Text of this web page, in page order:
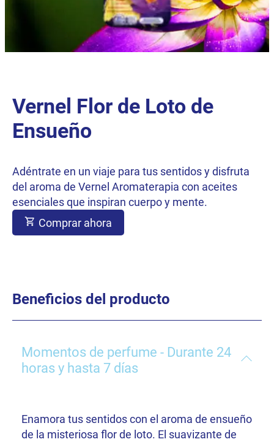
Vernel Flor de Loto de
Ensueño
Adéntrate en un viaje para tus sentidos y disfruta
del aroma de Vernel Aromaterapia con aceites
esenciales que inspiran cuerpo y mente.
Comprar ahora
Beneficios del producto
Momentos de perfume - Durante 24
horas y hasta 7 días
Enamora tus sentidos con el aroma de ensueño
de la misteriosa flor de loto. El suavizante de